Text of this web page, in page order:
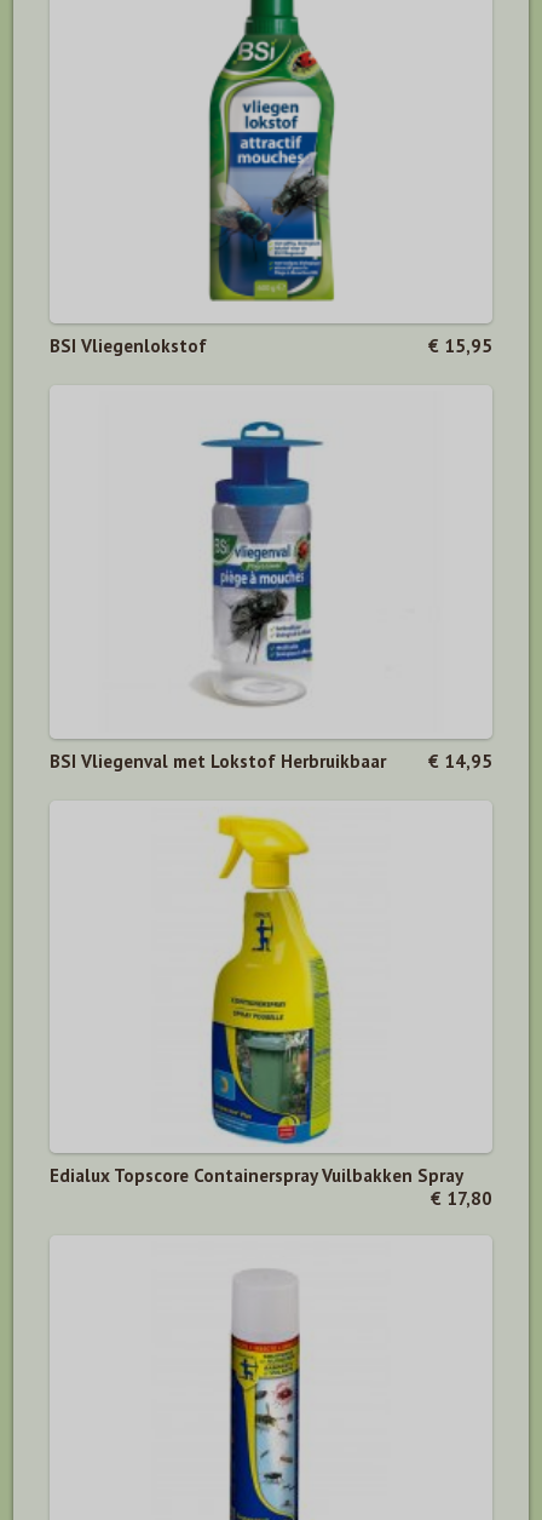
BSI Vliegenlokstof € 15,95
BSI Vliegenval met Lokstof Herbruikbaar € 14,95
Edialux Topscore Containerspray Vuilbakken Spray
€ 17,80